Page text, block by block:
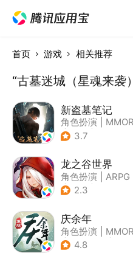
首页 游戏 相关推荐
“古墓迷城（星魂来袭
新盗墓笔记
角色扮演
| 冒险
3.7
龙之谷世界
角色扮演
ARPG
| 奇幻
2.3
庆余年
角色扮演
| 架空历史
4.8